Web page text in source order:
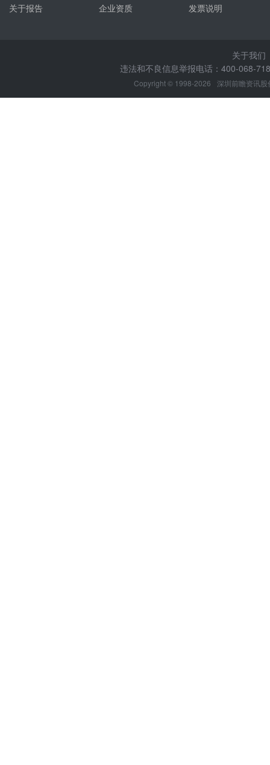
关于报告
企业资质
发票说明
关于我们
违法和不良信息举报电话：400-068-
Copyright © 1998-2026 深圳前瞻资讯股